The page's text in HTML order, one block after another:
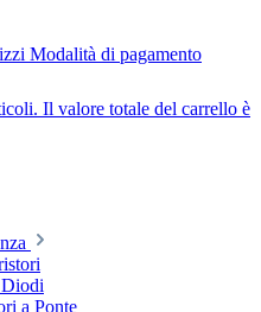
Modalità di pagamento
Il valore totale del carrello è
a Ponte